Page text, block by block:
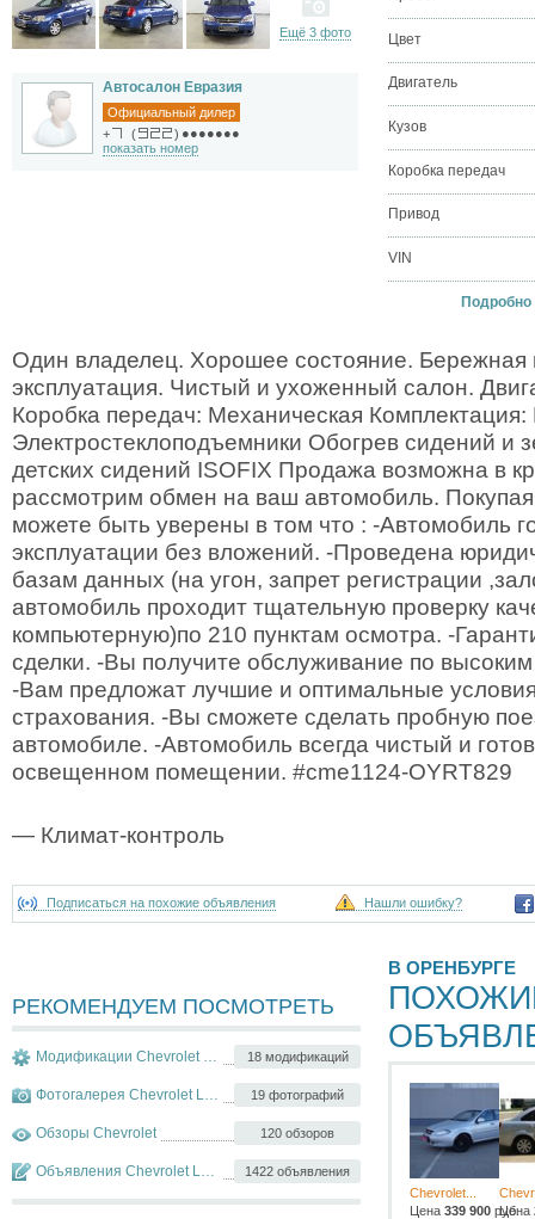
Ещё 3 фото
Автосалон Евразия
Официальный дилер
+
( ) ●●●●●●●
показать номер
Цвет
Двигатель
Кузов
Коробка передач
Привод
VIN
Подробно
Один владелец. Хорошее состояние. Бережная
эксплуатация. Чистый и ухоженный салон.
Коробка передач: Механическая
Электростеклоподъемники Обогрев сидений и
детских сидений ISOFIX Продажа возможна в
рассмотрим обмен на ваш автомобиль.
можете быть уверены в том что : -Автомобиль
эксплуатации без вложений. -Проведена
базам данных (на угон, запрет регистрации
автомобиль проходит тщательную проверку
компьютерную)по 210 пунктам осмотра. -
сделки. -Вы получите обслуживание по
-Вам предложат лучшие и оптимальные
страхования. -Вы сможете сделать пробную
автомобиле. -Автомобиль всегда чистый и
освещенном помещении. #cme1124-OYRT829
— Климат-контроль
Подписаться на похожие объявления Нашли ошибку?
РЕКОМЕНДУЕМ ПОСМОТРЕТЬ
18 модификаций
Модификации Chevrolet Lacetti
19 фотографий
Фотогалерея Chevrolet Lacetti
120 обзоров
Обзоры Chevrolet
1422 объявления
Объявления Chevrolet Lacetti
В ОРЕНБУРГЕ
Chevrolet...
Цена 339 900 руб.
Цена